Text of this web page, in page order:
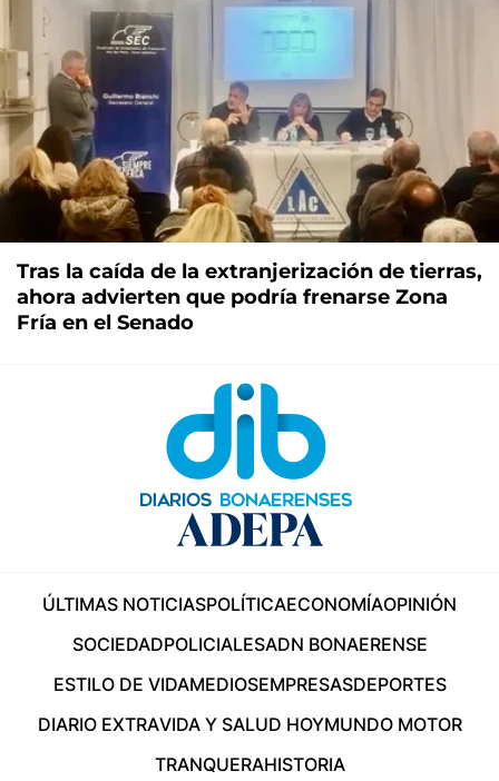
Tras la caída de la extranjerización de tierras,
ahora advierten que podría frenarse Zona
Fría en el Senado
ÚLTIMAS NOTICIASPOLÍTICAECONOMÍAOPINIÓN
SOCIEDADPOLICIALESADN BONAERENSE
ESTILO DE VIDAMEDIOSEMPRESASDEPORTES
DIARIO EXTRAVIDA Y SALUD HOYMUNDO MOTOR
TRANQUERAHISTORIA